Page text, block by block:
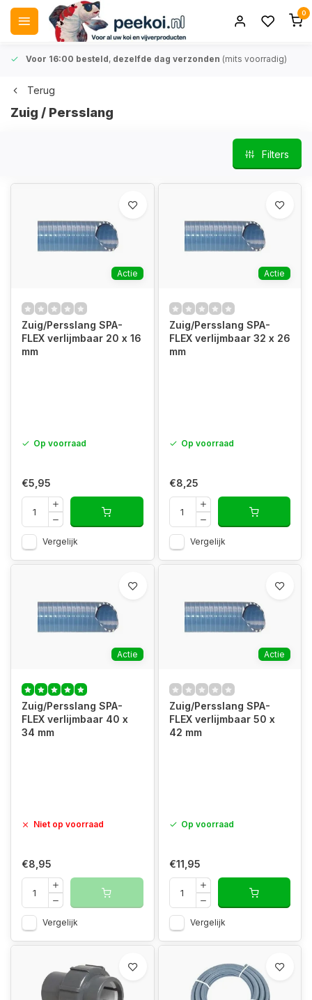
0
Voor 16:00 besteld, dezelfde dag verzonden (mits voorradig)
Terug
Zuig / Persslang
Filters
Actie
Zuig/Persslang SPA-
FLEX verlijmbaar 20 x 16
mm
Op voorraad
€5,95
Vergelijk
Actie
Zuig/Persslang SPA-
FLEX verlijmbaar 32 x 26
mm
Op voorraad
€8,25
Vergelijk
Actie
Zuig/Persslang SPA-
FLEX verlijmbaar 40 x
34 mm
Niet op voorraad
€8,95
Vergelijk
Actie
Zuig/Persslang SPA-
FLEX verlijmbaar 50 x
42 mm
Op voorraad
€11,95
Vergelijk